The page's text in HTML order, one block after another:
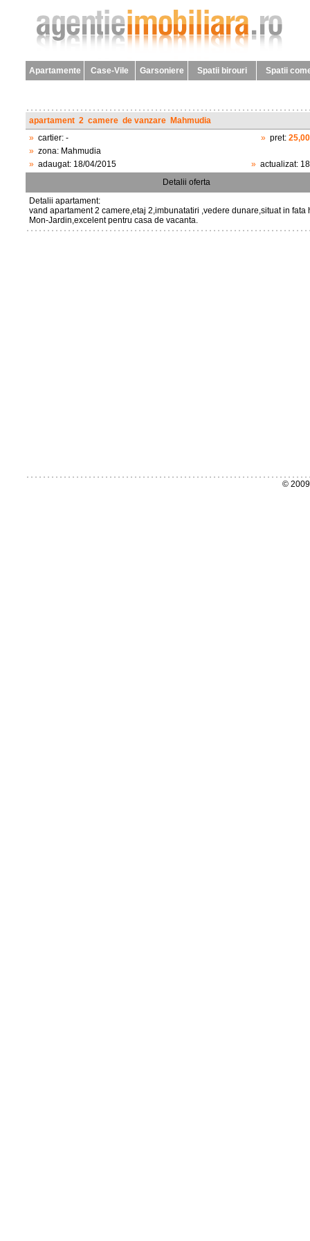
Apartamente Case-Vile Garsoniere Spatii birouri Spatii
apartament 2 camere de vanzare Mahmudia
» cartier: -
» zona: Mahmudia
» adaugat: 18/04/2015
» pret:
» actualizat:
Detalii oferta
Detalii apartament:
vand apartament 2 camere,etaj 2,imbunatatiri ,vedere dunare,situat in fata
Mon-Jardin,excelent pentru casa de vacanta.
©